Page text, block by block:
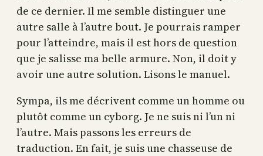
de ce dernier. Il me semble distinguer une
autre salle à l’autre bout. Je pourrais ramper
pour l’atteindre, mais il est hors de question
que je salisse ma belle armure. Non, il doit y
avoir une autre solution. Lisons le manuel.
Sympa, ils me décrivent comme un homme ou
plutôt comme un cyborg. Je ne suis ni l’un ni
l’autre. Mais passons les erreurs de
traduction. En fait, je suis une chasseuse de